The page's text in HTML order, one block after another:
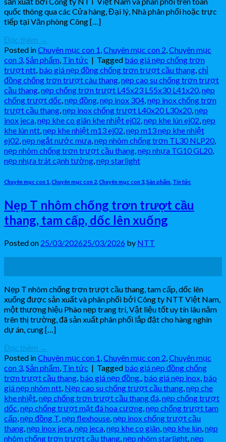
quốc thông qua các Cửa hàng, Đại lý, Nhà phân phối hoặc trực
tiếp tại Văn phòng Công […]
Đọc thêm →
Posted inChuyên mục con 1,Chuyên mục con 2,Chuyên mục
con 3,Sản phẩm, Tin tức | Tagged báo giá nẹp chống trơn
trượt ntt, báo giá nẹp đồng chống trơn trượt cầu thang,chỉ
đồng chống trơn trượt càu thang,nẹp cao su chống trơn trượt
cầu thang,nẹp chống trơn trượt L45x23 L55x30 L41x20,nẹp
chống trượt dốc,nẹp đồng,nẹp inox 304,nẹp inox chống trơn
trượt cầu thang,nẹp inox chống trượt L40x20 L30x20,nẹp
inox jeca,nẹp khe co giãn khe nhiệt ej02,nẹp khe lún ej02,nẹp
khe lún ntt,nẹp khe nhiệt m13 ej02,nẹp m13 nẹp khe nhiệt
ej02,nẹp ngắt nước mưa,nẹp nhôm chống trơn TL30 NLP20,
nẹp nhôm chống trơn trượt cầu thang,nẹp nhựa TG10 GL20,
nẹp nhựa trát cạnh tường,nẹp starlight
Chuyên mục con 1 Chuyên mục con 2 Chuyên mục con 3 Sản phẩm Tin tức
Nẹp T nhôm chống trơn trượt cầu
thang, tam cấp, dốc lên xuống
Posted on 25/03/202625/03/2026 by NTT
Nẹp T nhôm chống trơn trượt cầu thang, tam cấp, dốc lên
xuống được sản xuất và phân phối bởi Công ty NTT Việt Nam,
một thương hiệu Phào nẹp trang trí, Vật liệu tốt uy tín lâu năm
trên thị trường, đã sản xuất phân phối lắp đặt cho hàng nghìn
dự án, cung […]
Đọc thêm →
Posted inChuyên mục con 1,Chuyên mục con 2,Chuyên mục
con 3,Sản phẩm, Tin tức | Tagged báo giá nẹp đồng chống
trơn trượt cầu thang, báo giá nẹp đồng., báo giá nẹp inox, báo
giá nẹp nhôm ntt, Nẹp cao su chống trượt cầu thang,nẹp che
khe nhiệt,nẹp chống trơn trượt cầu thang đá,nẹp chống trượt
dốc,nẹp chống trượt mặt đá hoa cương,nẹp chống trượt tam
cấp,nẹp đồng T,nẹp flexhouse,nẹp inox chống trượt cầu
thang,nẹp inox jeca,nẹp jeca,nẹp khe co giãn,nẹp khe lún,nẹp
nhôm chống trơn trượt cầu thang,nẹp nhôm starlight,nẹp